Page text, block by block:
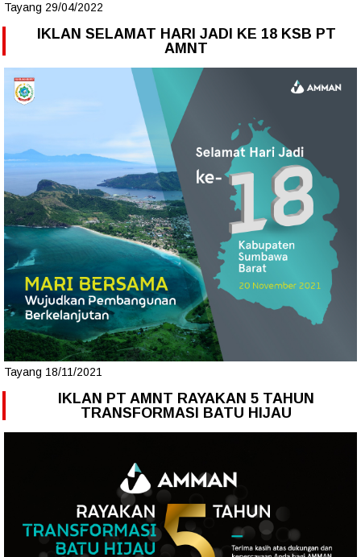
Tayang 29/04/2022
IKLAN SELAMAT HARI JADI KE 18 KSB PT
AMNT
Tayang 18/11/2021
IKLAN PT AMNT RAYAKAN 5 TAHUN
TRANSFORMASI BATU HIJAU